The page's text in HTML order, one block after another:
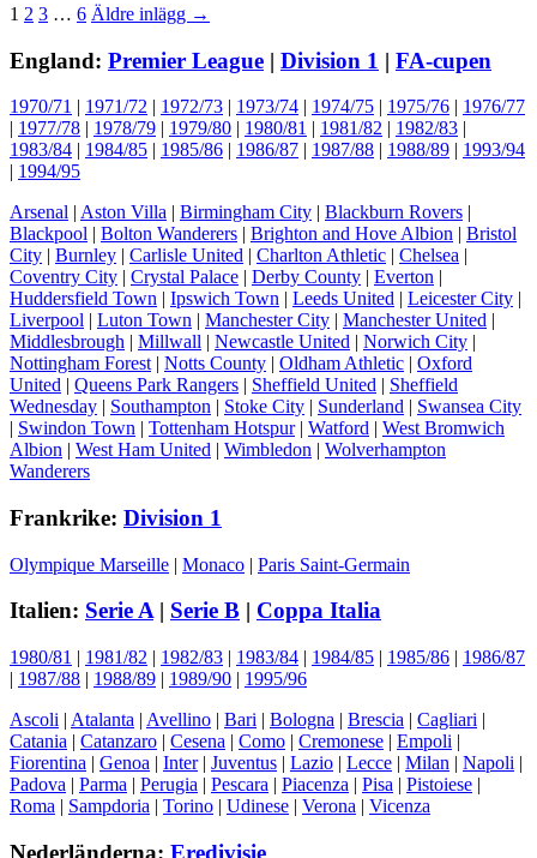
Sidnumrering
för
inlägg
1 2 3 … 6 Äldre inlägg →
England: Premier League | Division 1 | FA-cupen
1970/71 | 1971/72 | 1972/73 | 1973/74 | 1974/75 | 1975/76 | 1976/77
| 1977/78 | 1978/79 | 1979/80 | 1980/81 | 1981/82 | 1982/83 |
1983/84 | 1984/85 | 1985/86 | 1986/87 | 1987/88 | 1988/89 | 1993/94
| 1994/95
Arsenal | Aston Villa | Birmingham City | Blackburn Rovers |
Blackpool | Bolton Wanderers | Brighton and Hove Albion | Bristol
City | Burnley | Carlisle United | Charlton Athletic | Chelsea |
Coventry City | Crystal Palace | Derby County | Everton |
Huddersfield Town | Ipswich Town | Leeds United | Leicester City |
Liverpool | Luton Town | Manchester City | Manchester United |
Middlesbrough | Millwall | Newcastle United | Norwich City |
Nottingham Forest | Notts County | Oldham Athletic | Oxford
United | Queens Park Rangers | Sheffield United | Sheffield
Wednesday | Southampton | Stoke City | Sunderland | Swansea City
| Swindon Town | Tottenham Hotspur| Watford | West Bromwich
Albion | West Ham United | Wimbledon | Wolverhampton
Wanderers
Frankrike: Division 1
Olympique Marseille | Monaco | Paris Saint-Germain
Italien: Serie A| Serie B | Coppa Italia
1980/81 | 1981/82 | 1982/83 | 1983/84 | 1984/85 | 1985/86 | 1986/87
| 1987/88 | 1988/89 | 1989/90 | 1995/96
Ascoli | Atalanta | Avellino | Bari | Bologna | Brescia | Cagliari |
Catania | Catanzaro | Cesena | Como | Cremonese | Empoli |
Fiorentina | Genoa | Inter| Juventus | Lazio | Lecce | Milan | Napoli |
Padova | Parma | Perugia | Pescara | Piacenza | Pisa | Pistoiese |
Roma | Sampdoria | Torino | Udinese | Verona | Vicenza
Nederländerna: Eredivisie